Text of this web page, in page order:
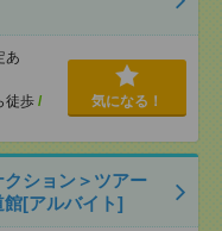
あ
徒歩 /
気になる！
クション＞ツアー
[アルバイト]